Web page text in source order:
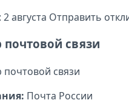
августа Отправить
почтовой связи
Почта России